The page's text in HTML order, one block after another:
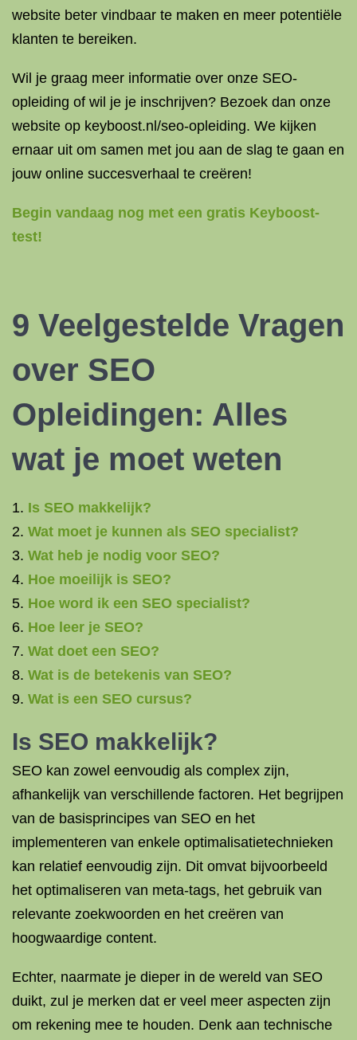
website beter vindbaar te maken en meer potentiële
klanten te bereiken.
Wil je graag meer informatie over onze SEO-
opleiding of wil je je inschrijven? Bezoek dan onze
website op keyboost.nl/seo-opleiding. We kijken
ernaar uit om samen met jou aan de slag te gaan en
jouw online succesverhaal te creëren!
Begin vandaag nog met een gratis Keyboost-
test!
9 Veelgestelde Vragen
over SEO
Opleidingen: Alles
wat je moet weten
Is SEO makkelijk?
Wat moet je kunnen als SEO specialist?
Wat heb je nodig voor SEO?
Hoe moeilijk is SEO?
Hoe word ik een SEO specialist?
Hoe leer je SEO?
Wat doet een SEO?
Wat is de betekenis van SEO?
Wat is een SEO cursus?
Is SEO makkelijk?
SEO kan zowel eenvoudig als complex zijn,
afhankelijk van verschillende factoren. Het begrijpen
van de basisprincipes van SEO en het
implementeren van enkele optimalisatietechnieken
kan relatief eenvoudig zijn. Dit omvat bijvoorbeeld
het optimaliseren van meta-tags, het gebruik van
relevante zoekwoorden en het creëren van
hoogwaardige content.
Echter, naarmate je dieper in de wereld van SEO
duikt, zul je merken dat er veel meer aspecten zijn
om rekening mee te houden. Denk aan technische